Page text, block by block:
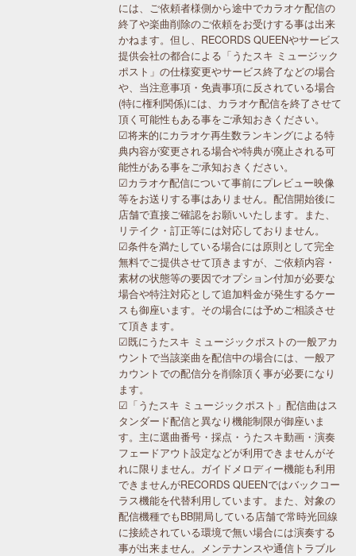
には、ご依頼者様側から途中でカラオケ配信の
終了や楽曲削除のご依頼をお受けする事は出来
かねます。但し、RECORDS QUEENやサービス
提供会社の都合による「うたスキ ミュージック
ポスト」の仕様変更やサービス終了などの場合
や、当注意事項・免責事項に反されている場合
(特に権利関係)には、カラオケ配信を終了させて
頂く可能性もある事をご承知おきください。
☑将来的にカラオケ再生数ランキングによる特
典内容が変更される場合や特典が廃止される可
能性がある事をご承知おきください。
☑カラオケ配信について事前にプレビュー映像
等をお送りする事はありません。配信開始後に
店舗で直接ご確認をお願いいたします。また、
リテイク・訂正等には対応しておりません。
☑条件を満たしている場合には原則として完全
無料でご提供させて頂きますが、ご依頼内容・
素材の状態等の要因でオプション付加が必要な
場合や特注対応として追加料金が発生するケー
スも御座います。その場合には予めご相談させ
て頂きます。
☑既にうたスキ ミュージックポストの一般アカ
ウントで当該楽曲を配信中の場合には、一般ア
カウントでの配信分を削除頂く事が必要になり
ます。
☑「うたスキ ミュージックポスト」配信曲はス
タンダード配信と異なり機能制限が御座いま
す。主に選曲番号・採点・うたスキ動画・演奏
フェードアウト設定などが利用できませんがそ
れに限りません。ガイドメロディー機能も利用
できませんがRECORDS QUEENではバックコー
ラス機能を代替利用しています。また、対象の
配信機種でもBB開局している店舗で常時光回線
に接続されている環境で無い場合には演奏する
事が出来ません。メンテナンスや通信トラブル